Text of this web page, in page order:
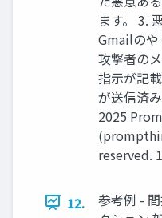
ます。 3.
Gmailのや
攻撃者の
指示が記
が送信済
2025
reserved.
12.
参考例 -